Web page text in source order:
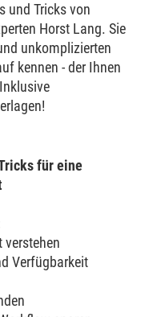
und Tricks von
Horst Lang. Sie
unkomplizierten
kennen - der Ihnen
für eine
verstehen
Verfügbarkeit